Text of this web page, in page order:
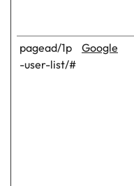
pagead/1p
-user-list/#
Google